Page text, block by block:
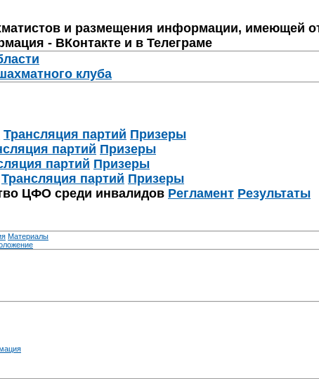
и размещения информации, имеющей
- ВКонтакте и в Телеграме
клуба
Трансляция партий Призеры
партий Призеры
партий Призеры
Трансляция партий Призеры
ЦФО среди инвалидов Регламент Результаты
Материалы